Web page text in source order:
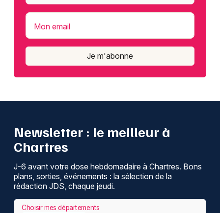
Mon email
Je m'abonne
Newsletter : le meilleur à
Chartres
J-6 avant votre dose hebdomadaire à Chartres. Bons
plans, sorties, événements : la sélection de la
rédaction JDS, chaque jeudi.
Choisir mes départements